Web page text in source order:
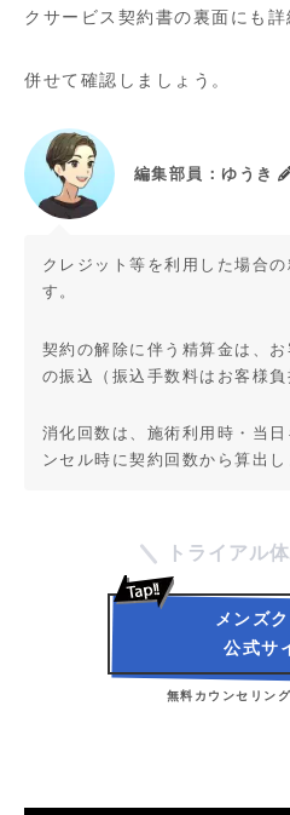
クサービス契約書の裏面にも詳
併せて確認しましょう。
編集部員：ゆうき
クレジット等を利用した場合
す。
契約の解除に伴う精算金は、
の振込（振込手数料はお客様負
消化回数は、施術利用時・当
ンセル時に契約回数から算出し
トライアル
メンズ
公式サ
無料カウンセリン